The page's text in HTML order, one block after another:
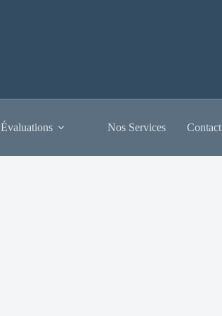
Évaluations Nos Services Contact